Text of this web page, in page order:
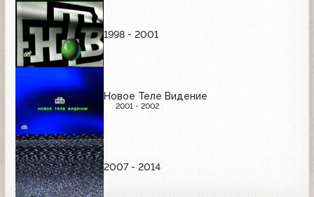
1998 - 2001
Новое Теле Видение
2001 - 2002
2007 - 2014